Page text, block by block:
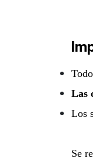
Las
Los
Se